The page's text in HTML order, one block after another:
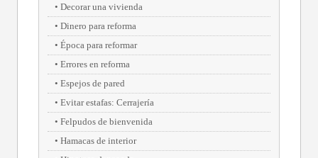
Decorar una vivienda
Dinero para reforma
Época para reformar
Errores en reforma
Espejos de pared
Evitar estafas: Cerrajería
Felpudos de bienvenida
Hamacas de interior